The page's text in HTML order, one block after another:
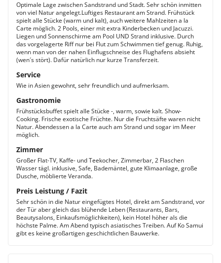
Optimale Lage zwischen Sandstrand und Stadt. Sehr schön inmitten
von viel Natur angelegt.Luftiges Restaurant am Strand. Frühstück
spielt alle Stücke (warm und kalt), auch weitere Mahlzeiten a la
Carte möglich. 2 Pools, einer mit extra Kinderbecken und Jacuzzi.
Liegen und Sonnenschirme am Pool UND Strand inklusive. Durch
das vorgelagerte Riff nur bei Flut zum Schwimmen tief genug. Ruhig,
wenn man von der nahen Einflugschneise des Flughafens absieht
(wen´s stört). Dafür natürlich nur kurze Transferzeit.
Service
Wie in Asien gewohnt, sehr freundlich und aufmerksam.
Gastronomie
Frühstücksbuffet spielt alle Stücke -, warm, sowie kalt. Show-
Cooking. Frische exotische Früchte. Nur die Fruchtsäfte waren nicht
Natur. Abendessen a la Carte auch am Strand und sogar im Meer
möglich.
Zimmer
Großer Flat-TV, Kaffe- und Teekocher, Zimmerbar, 2 Flaschen
Wasser tägl. inklusive, Safe, Bademäntel, gute Klimaanlage, große
Dusche, möblierte Veranda.
Preis Leistung / Fazit
Sehr schön in die Natur eingefügtes Hotel, direkt am Sandstrand, vor
der Tür aber gleich das blühende Leben (Restaurants, Bars,
Beautysalons, Einkaufsmöglichkeiten), kein Hotel höher als die
höchste Palme. Am Abend typisch asiatisches Treiben. Auf Ko Samui
gibt es keine großartigen geschichtlichen Bauwerke.